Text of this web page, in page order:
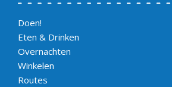
Doen!
Eten & Drinken
Overnachten
Winkelen
Routes